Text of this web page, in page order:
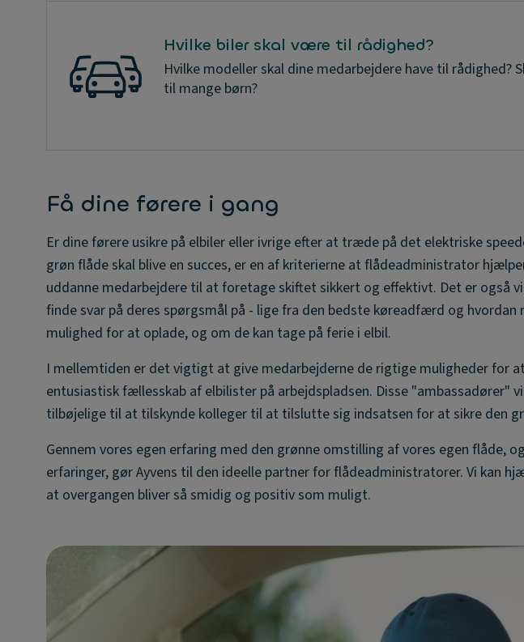
Hvilke biler skal være til rådighed?
Hvilke modeller skal dine medarbejdere have til
til mange børn?
Få dine førere i gang
Er dine førere usikre på elbiler eller ivrige efter at træde på det elektriske
grøn flåde skal blive en succes, er en af kriterierne at flådeadministrator
uddanne medarbejdere til at foretage skiftet sikkert og effektivt. Det er også
finde svar på deres spørgsmål på - lige fra den bedste køreadfærd og hvordan
mulighed for at oplade, og om de kan tage på ferie i elbil.
I mellemtiden er det vigtigt at give medarbejderne de rigtige muligheder for
entusiastisk fællesskab af elbilister på arbejdspladsen. Disse "ambassadører"
tilbøjelige til at tilskynde kolleger til at tilslutte sig indsatsen for at sikre den
Gennem vores egen erfaring med den grønne omstilling af vores egen flåde,
erfaringer, gør Ayvens til den ideelle partner for flådeadministratorer. Vi kan
at overgangen bliver så smidig og positiv som muligt.